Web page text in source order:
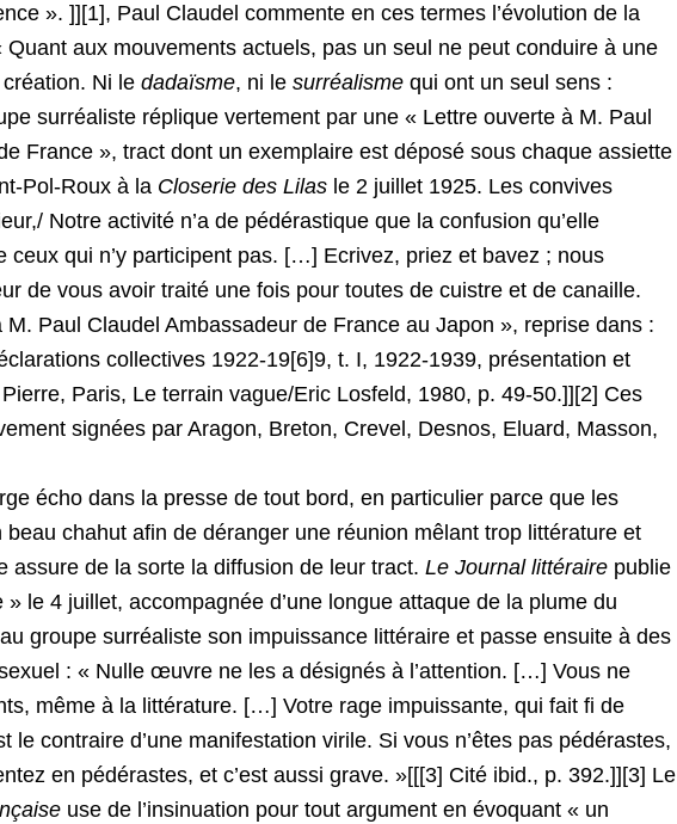
». ]][1], Paul Claudel commente en ces termes l’évolution de la
Quant aux mouvements actuels, pas un seul ne peut conduire à une
Ni le dadaïsme, ni le surréalisme qui ont un seul sens :
surréaliste réplique vertement par une « Lettre ouverte à M. Paul
France », tract dont un exemplaire est déposé sous chaque assiette
Pol-Roux à la Closerie des Lilas le 2 juillet 1925. Les convives
Notre activité n’a de pédérastique que la confusion qu’elle
ceux qui n’y participent pas. […] Ecrivez, priez et bavez ; nous
de vous avoir traité une fois pour toutes de cuistre et de canaille.
Paul Claudel Ambassadeur de France au Japon », reprise dans :
collectives 1922-19[6]9, t. I, 1922-1939, présentation et
Paris, Le terrain vague/Eric Losfeld, 1980, p. 49-50.]][2] Ces
signées par Aragon, Breton, Crevel, Desnos, Eluard, Masson,
écho dans la presse de tout bord, en particulier parce que les
chahut afin de déranger une réunion mêlant trop littérature et
assure de la sorte la diffusion de leur tract. Le Journal littéraire publie
le 4 juillet, accompagnée d’une longue attaque de la plume du
groupe surréaliste son impuissance littéraire et passe ensuite à des
: « Nulle œuvre ne les a désignés à l’attention. […] Vous ne
même à la littérature. […] Votre rage impuissante, qui fait fi de
le contraire d’une manifestation virile. Si vous n’êtes pas pédérastes,
en pédérastes, et c’est aussi grave. »[[[3] Cité ibid., p. 392.]][3] Le
use de l’insinuation pour tout argument en évoquant « un